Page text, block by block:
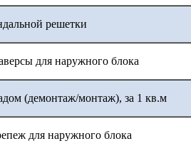
решетки
для наружного блока
(демонтаж/монтаж), за 1 кв.м
для наружного блока